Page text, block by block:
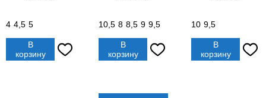
4 4,5 5
В
корзину
10,5 8 8,5 9 9,5
В
корзину
10 9,5
В
корзину